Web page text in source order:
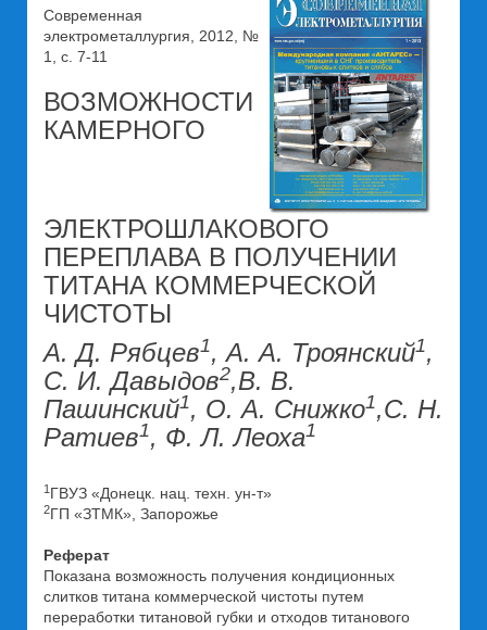
Современная
электрометаллургия, 2012, №
1, c. 7-11
ВОЗМОЖНОСТИ
КАМЕРНОГО
ЭЛЕКТРОШЛАКОВОГО
ПЕРЕПЛАВА В ПОЛУЧЕНИИ
ТИТАНА КОММЕРЧЕСКОЙ
ЧИСТОТЫ
А. Д. Рябцев1, А. А. Троянский1,
С. И. Давыдов2,В. В.
Пашинский1, О. А. Снижко1,С. Н.
Ратиев1, Ф. Л. Леоха1
1 ГВУЗ «Донецк. нац. техн. ун-т»
2ГП «ЗТМК», Запорожье
Реферат
Показана возможность получения кондиционных
слитков титана коммерческой чистоты путем
переработки титановой губки и отходов титанового